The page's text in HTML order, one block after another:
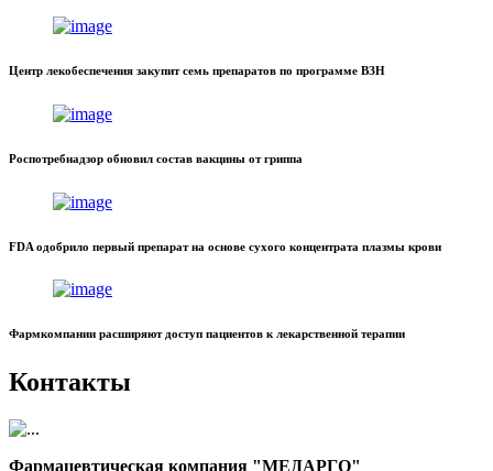
Центр лекобеспечения закупит семь препаратов по программе ВЗН
Роспотребнадзор обновил состав вакцины от гриппа
FDA одобрило первый препарат на основе сухого концентрата плазмы крови
Фармкомпании расширяют доступ пациентов к лекарственной терапии
Контакты
Фармацевтическая компания "МЕДАРГО"